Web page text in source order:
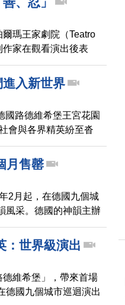
瑪王家劇院（Teatro
家在觀看演出後表
希望讓人類回歸「真、
入新世界
國路德維希堡王宮花園
會與各界精英紛至沓
月售罄
2月起，在德國九個城
風采。德國的神韻主辦
，票房提前兩個月全部
：世界級演出
維希堡」，帶來首場
德國九個城市巡迴演出